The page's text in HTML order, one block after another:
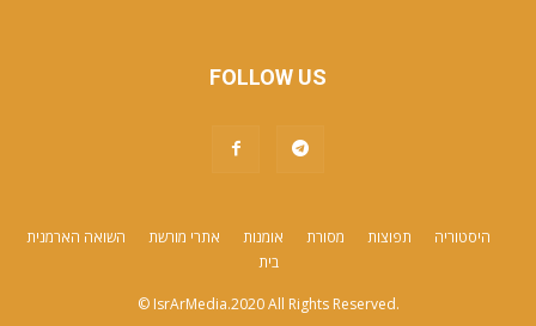
FOLLOW US
השואה הארמנית אתרי מורשת אומנות מסורת תפוצות
היסטוריה
בית
© IsrArMedia.2020 All Rights Reserved.